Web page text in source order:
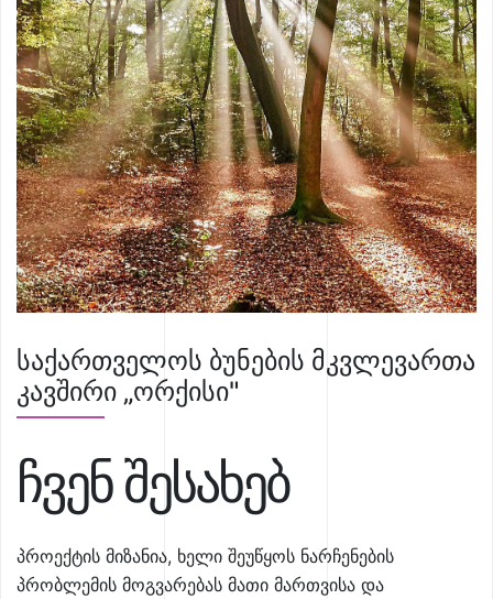
საქართველოს ბუნების მკვლევართა
კავშირი „ორქისი"
ჩვენ შესახებ
პროექტის მიზანია, ხელი შეუწყოს ნარჩენების
პრობლემის მოგვარებას მათი მართვისა და